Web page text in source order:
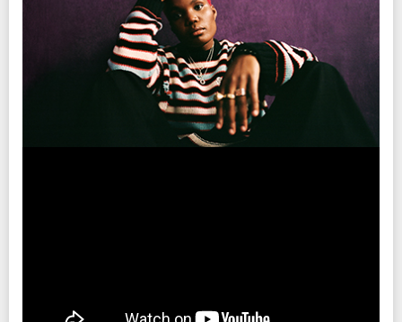
※WEB販売のみとなります。
※未就学児(6歳未満)のご入場をお断りいたします。
新型コロナウイルス感染拡大防止ガイドライン
期間：2/13(月)18:00～2/16(木)18:00
期間：3/8(水)12:00～3/16(木)23:59
期間：3/17(金)12:00～3/26(日)23:59
期間：3/17(金)12:00～3/26(日)23:59
新型コロナウイルス感染拡大防止ガイドライン